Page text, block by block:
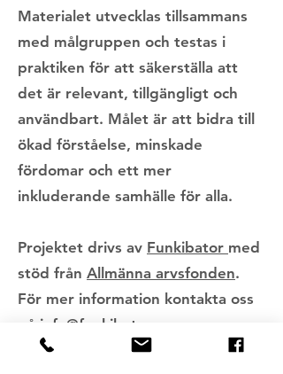
Materialet utvecklas tillsammans
med målgruppen och testas i
praktiken för att säkerställa att
det är relevant, tillgängligt och
användbart. Målet är att bidra till
ökad förståelse, minskade
fördomar och ett mer
inkluderande samhälle för alla.
Projektet drivs av Funkibator med
stöd från Allmänna arvsfonden.
För mer information kontakta oss
på info@funkibator.se